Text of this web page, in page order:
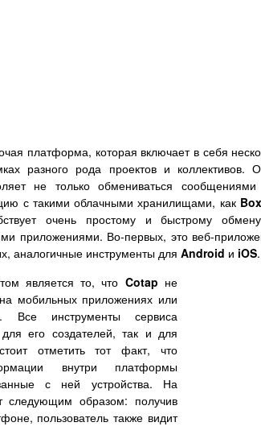
платформа, которая включает в себя
разного рода проектов и коллективов.
не только обмениваться
с такими облачными хранилищами, как Box
очень простому и быстрому
приложениями. Во-первых, это веб-
аналогичные инструменты для Android и iOS.
является то, что Cotap не
мобильных приложениях или
Все инструменты сервиса
его создателей, так и для
отметить тот факт, что
внутри платформы
с ней устройства. На
следующим образом: получив
пользователь также видит